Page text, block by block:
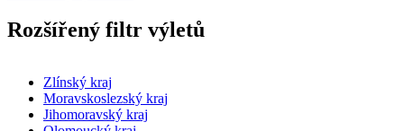
Rozšířený filtr výletů
Zlínský kraj
Moravskoslezský kraj
Jihomoravský kraj